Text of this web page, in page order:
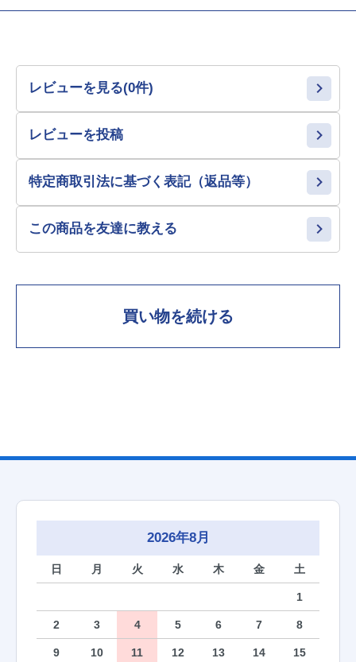
レビューを見る(0件)
レビューを投稿
特定商取引法に基づく表記（返品等）
この商品を友達に教える
買い物を続ける
2026年8月
日 月 火 水 木 金 土
1
2 3 4 5 6 7 8
9 10 11 12 13 14 15